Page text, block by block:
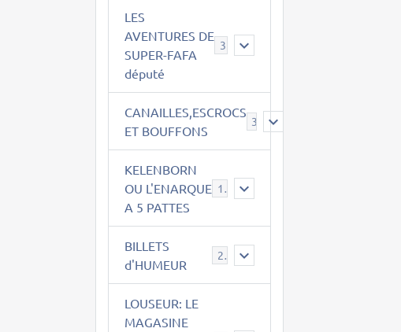
LES
AVENTURES DE
SUPER-FAFA
député
CANAILLES,ESCROCS
ET BOUFFONS
385
KELENBORN
OU L'ENARQUE
A 5 PATTES
14
BILLETS
d'HUMEUR
2
LOUSEUR: LE
MAGASINE